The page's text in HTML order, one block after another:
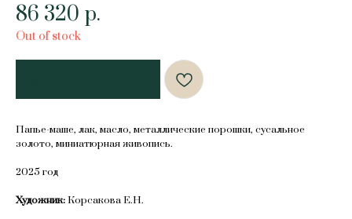
86 320 р.
Out of stock
Папье-маше, лак, масло, металлические порошки, сусальное
золото, миниатюрная живопись.
2025 год
Художник:Корсакова Е.Н.